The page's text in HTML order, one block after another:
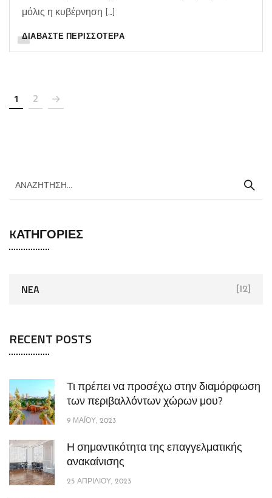
μόλις η κυβέρνηση […]
ΔΙΑΒΆΣΤΕ ΠΕΡΙΣΣΌΤΕΡΑ
1 2
KΑΤΗΓΟΡΊΕΣ
NEA [12]
RECENT POSTS
Τι πρέπει να προσέχω στην διαμόρφωση
των περιβαλλόντων χώρων μου?
9 ΜΑΪ́ΟΥ, 2023
Η σημαντικότητα της επαγγελματικής
ανακαίνισης
25 ΑΠΡΙΛΊΟΥ, 2023